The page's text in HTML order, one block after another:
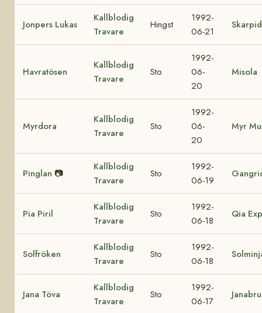
Jonpers Lukas
Kallblodig
Travare
Hingst
1992-
06-21
Havratösen
Kallblodig
Travare
Sto
1992-
06-
20
Misola
Myrdora
Kallblodig
Travare
Sto
1992-
06-
20
Myr
Pinglan 📷
Kallblodig
Travare
Sto
1992-
06-19
Pia Piril
Kallblodig
Travare
Sto
1992-
06-18
Qia
Solfröken
Kallblodig
Travare
Sto
1992-
06-18
Jana Töva
Kallblodig
Travare
Sto
1992-
06-17